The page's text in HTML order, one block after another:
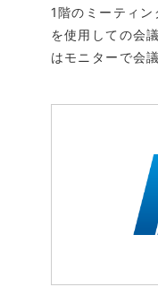
1階のミーティ
を使用しての会
はモニターで会